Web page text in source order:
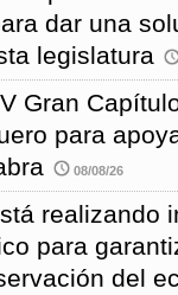
dar una
legislatura
Gran
para
08/08/26
realizando
para
del